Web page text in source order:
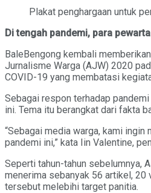
Plakat penghargaan untuk
Di tengah pandemi, para
BaleBengong kembali
Jurnalisme Warga (AJW) 2020
COVID-19 yang membatasi
Sebagai respon terhadap
ini. Tema itu berangkat dari fakta
“Sebagai media warga, kami
pandemi ini,” kata Iin Valentine,
Seperti tahun-tahun sebelumnya,
menerima sebanyak 56 artikel,
tersebut melebihi target panitia.